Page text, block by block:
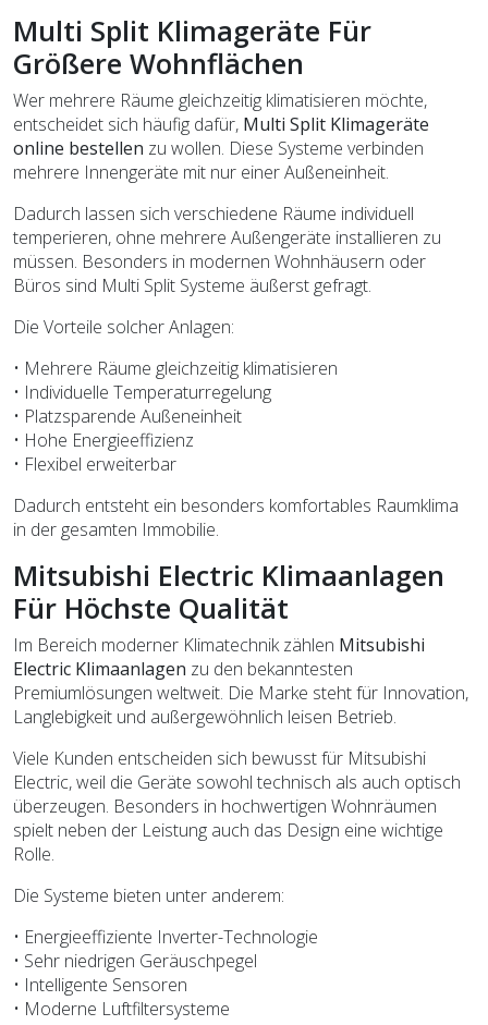
Multi Split Klimageräte Für
Größere Wohnflächen
Wer mehrere Räume gleichzeitig klimatisieren möchte,
entscheidet sich häufig dafür, Multi Split Klimageräte
online bestellen zu wollen. Diese Systeme verbinden
mehrere Innengeräte mit nur einer Außeneinheit.
Dadurch lassen sich verschiedene Räume individuell
temperieren, ohne mehrere Außengeräte installieren zu
müssen. Besonders in modernen Wohnhäusern oder
Büros sind Multi Split Systeme äußerst gefragt.
Die Vorteile solcher Anlagen:
• Mehrere Räume gleichzeitig klimatisieren
• Individuelle Temperaturregelung
• Platzsparende Außeneinheit
• Hohe Energieeffizienz
• Flexibel erweiterbar
Dadurch entsteht ein besonders komfortables Raumklima
in der gesamten Immobilie.
Mitsubishi Electric Klimaanlagen
Für Höchste Qualität
Im Bereich moderner Klimatechnik zählen Mitsubishi
Electric Klimaanlagen zu den bekanntesten
Premiumlösungen weltweit. Die Marke steht für Innovation,
Langlebigkeit und außergewöhnlich leisen Betrieb.
Viele Kunden entscheiden sich bewusst für Mitsubishi
Electric, weil die Geräte sowohl technisch als auch optisch
überzeugen. Besonders in hochwertigen Wohnräumen
spielt neben der Leistung auch das Design eine wichtige
Rolle.
Die Systeme bieten unter anderem:
• Energieeffiziente Inverter-Technologie
• Sehr niedrigen Geräuschpegel
• Intelligente Sensoren
• Moderne Luftfiltersysteme